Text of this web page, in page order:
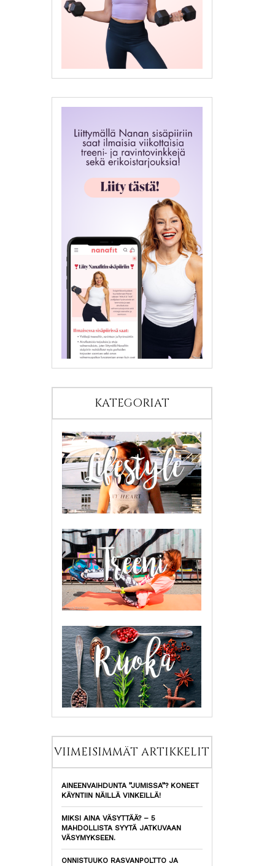
KATEGORIAT
VIIMEISIMMÄT ARTIKKELIT
AINEENVAIHDUNTA ”JUMISSA”? KONEET
KÄYNTIIN NÄILLÄ VINKEILLÄ!
MIKSI AINA VÄSYTTÄÄ? – 5
MAHDOLLISTA SYYTÄ JATKUVAAN
VÄSYMYKSEEN.
ONNISTUUKO RASVANPOLTTO JA